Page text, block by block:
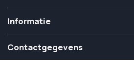
Informatie
Contactgegevens